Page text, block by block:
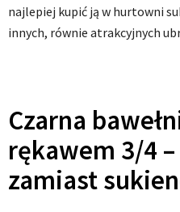
najlepiej kupić ją w hurtowni
innych, równie atrakcyjnych
Czarna
rękawem 3/4
zamiast